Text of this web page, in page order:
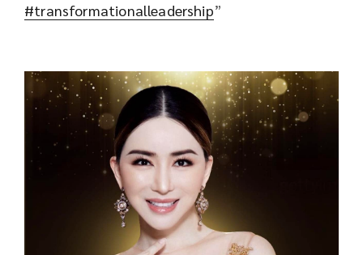
#transformationalleadership”